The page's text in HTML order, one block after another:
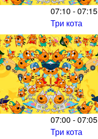
07:10 - 07:15
Три кота
07:00 - 07:05
Три кота